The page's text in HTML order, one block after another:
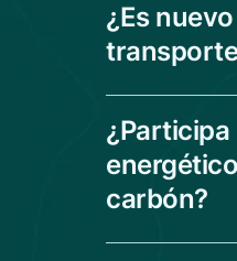
¿Es
carbón?